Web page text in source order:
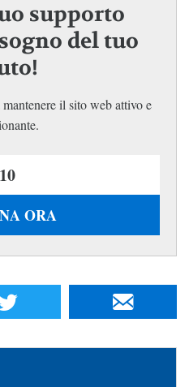
supporto
del tuo
il sito web attivo e
ORA